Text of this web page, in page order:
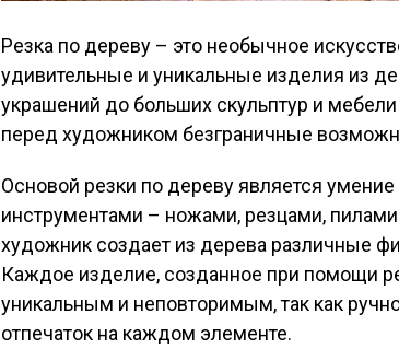
Резка по дереву – это необычное
удивительные и уникальные изделия из
украшений до больших скульптур и
перед художником безграничные
Основой резки по дереву является
инструментами – ножами, резцами,
художник создает из дерева различные
Каждое изделие, созданное при помощи
уникальным и неповторимым, так как
отпечаток на каждом элементе.